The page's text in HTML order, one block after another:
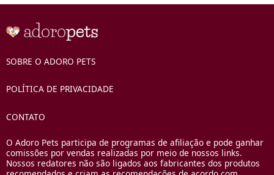
SOBRE O ADORO PETS
POLÍTICA DE PRIVACIDADE
CONTATO
O Adoro Pets participa de programas de afiliação e pode ganhar
comissões por vendas realizadas por meio de nossos links.
Nossos redatores não são ligados aos fabricantes dos produtos